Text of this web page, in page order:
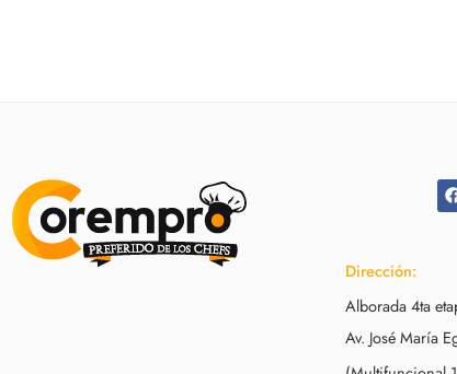
Dirección:
Alborada 4ta
Av. José María